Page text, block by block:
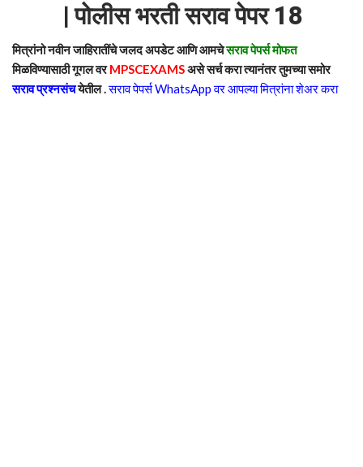
| पोलीस भरती सराव पेपर 18
मित्रांनो नवीन जाहिरातींचे जलद अपडेट आणि आमचेसराव पेपर्स मोफत
मिळविण्यासाठी गूगल वरMPSCEXAMSअसे सर्च करा त्यानंतर तुमच्या समोर
सराव प्रश्नसंचयेतील .सराव पेपर्स WhatsApp वर आपल्या मित्रांना शेअर करा